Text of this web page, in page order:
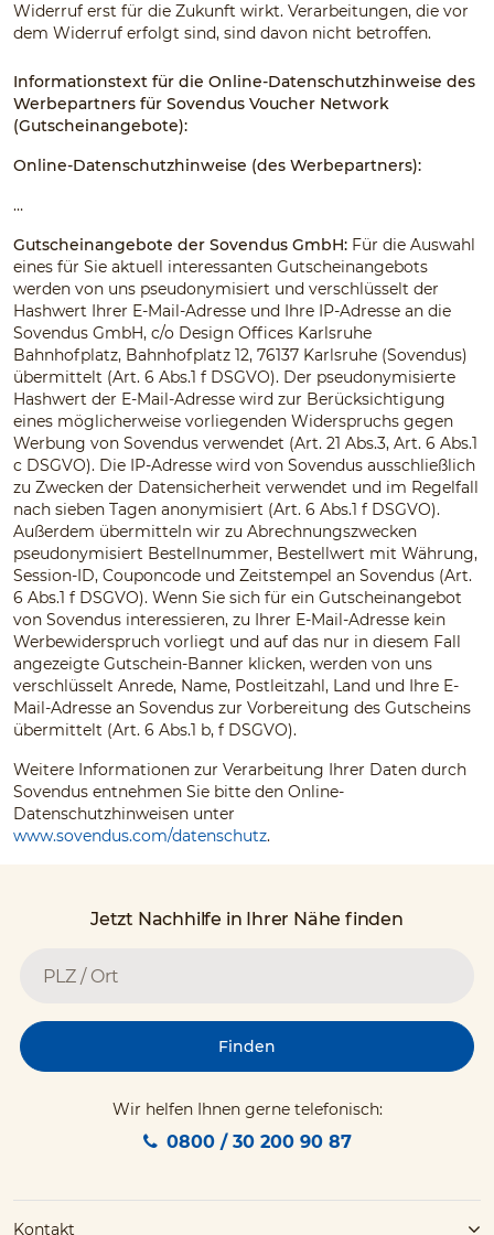
Widerruf erst für die Zukunft wirkt. Verarbeitungen, die vor
dem Widerruf erfolgt sind, sind davon nicht betroffen.
Informationstext für die Online-Datenschutzhinweise des
Werbepartners für Sovendus Voucher Network
(Gutscheinangebote):
Online-Datenschutzhinweise (des Werbepartners):
…
Gutscheinangebote der Sovendus GmbH: Für die Auswahl
eines für Sie aktuell interessanten Gutscheinangebots
werden von uns pseudonymisiert und verschlüsselt der
Hashwert Ihrer E-Mail-Adresse und Ihre IP-Adresse an die
Sovendus GmbH, c/o Design Offices Karlsruhe
Bahnhofplatz, Bahnhofplatz 12, 76137 Karlsruhe (Sovendus)
übermittelt (Art. 6 Abs.1 f DSGVO). Der pseudonymisierte
Hashwert der E-Mail-Adresse wird zur Berücksichtigung
eines möglicherweise vorliegenden Widerspruchs gegen
Werbung von Sovendus verwendet (Art. 21 Abs.3, Art. 6 Abs.1
c DSGVO). Die IP-Adresse wird von Sovendus ausschließlich
zu Zwecken der Datensicherheit verwendet und im Regelfall
nach sieben Tagen anonymisiert (Art. 6 Abs.1 f DSGVO).
Außerdem übermitteln wir zu Abrechnungszwecken
pseudonymisiert Bestellnummer, Bestellwert mit Währung,
Session-ID, Couponcode und Zeitstempel an Sovendus (Art.
6 Abs.1 f DSGVO). Wenn Sie sich für ein Gutscheinangebot
von Sovendus interessieren, zu Ihrer E-Mail-Adresse kein
Werbewiderspruch vorliegt und auf das nur in diesem Fall
angezeigte Gutschein-Banner klicken, werden von uns
verschlüsselt Anrede, Name, Postleitzahl, Land und Ihre E-
Mail-Adresse an Sovendus zur Vorbereitung des Gutscheins
übermittelt (Art. 6 Abs.1 b, f DSGVO).
Weitere Informationen zur Verarbeitung Ihrer Daten durch
Sovendus entnehmen Sie bitte den Online-
Datenschutzhinweisen unter
www.sovendus.com/datenschutz.
Jetzt Nachhilfe in Ihrer Nähe finden
Finden
Wir helfen Ihnen gerne telefonisch:
0800 / 30 200 90 87
Kontakt